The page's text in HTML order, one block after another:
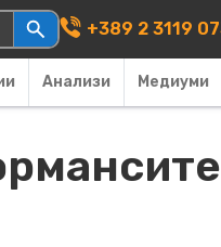
+389 2 3119
Анализи Медиуми